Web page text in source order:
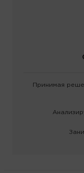
Принимая